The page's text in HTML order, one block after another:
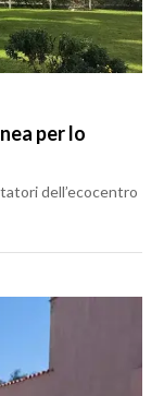
per lo
dell’ecocentro